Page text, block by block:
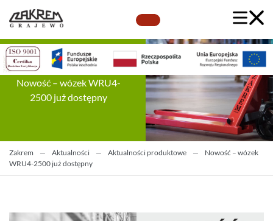
Nowość – wózek WRU4-
2500 już dostępny
Zakrem — Aktualności — Aktualności produktowe —
Nowość – wózek
WRU4-2500 już dostępny